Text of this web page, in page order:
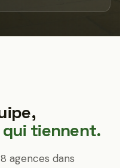
tiennent.
agences dans